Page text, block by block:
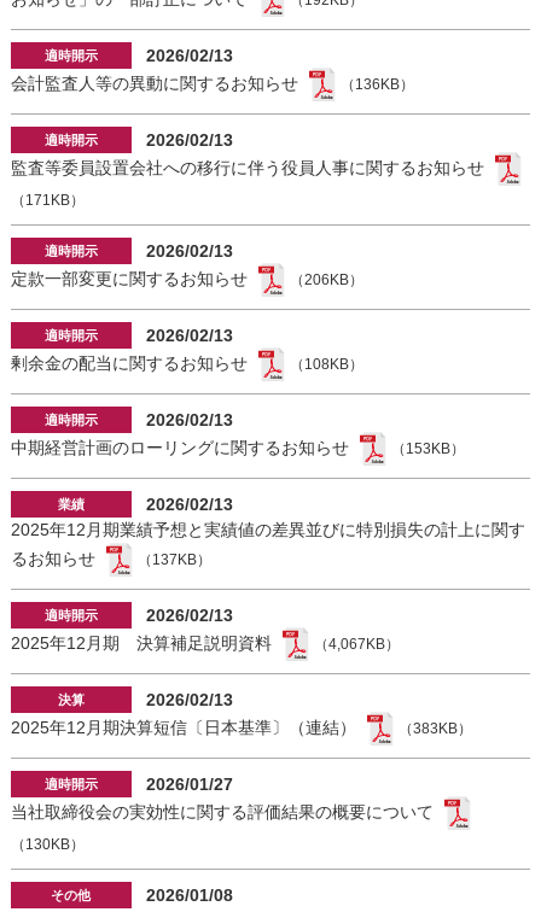
2026/02/13
会計監査人等の異動に関するお知らせ
（136KB）
2026/02/13
監査等委員設置会社への移行に伴う役員人事に関するお知らせ
（171KB）
2026/02/13
定款一部変更に関するお知らせ
（206KB）
2026/02/13
剰余金の配当に関するお知らせ
（108KB）
2026/02/13
中期経営計画のローリングに関するお知らせ
（153KB）
2026/02/13
2025年12月期業績予想と実績値の差異並びに特別損失の計上に関す
るお知らせ
（137KB）
2026/02/13
2025年12月期 決算補足説明資料
（4,067KB）
2026/02/13
2025年12月期決算短信〔日本基準〕（連結）
（383KB）
2026/01/27
当社取締役会の実効性に関する評価結果の概要について
（130KB）
2026/01/08